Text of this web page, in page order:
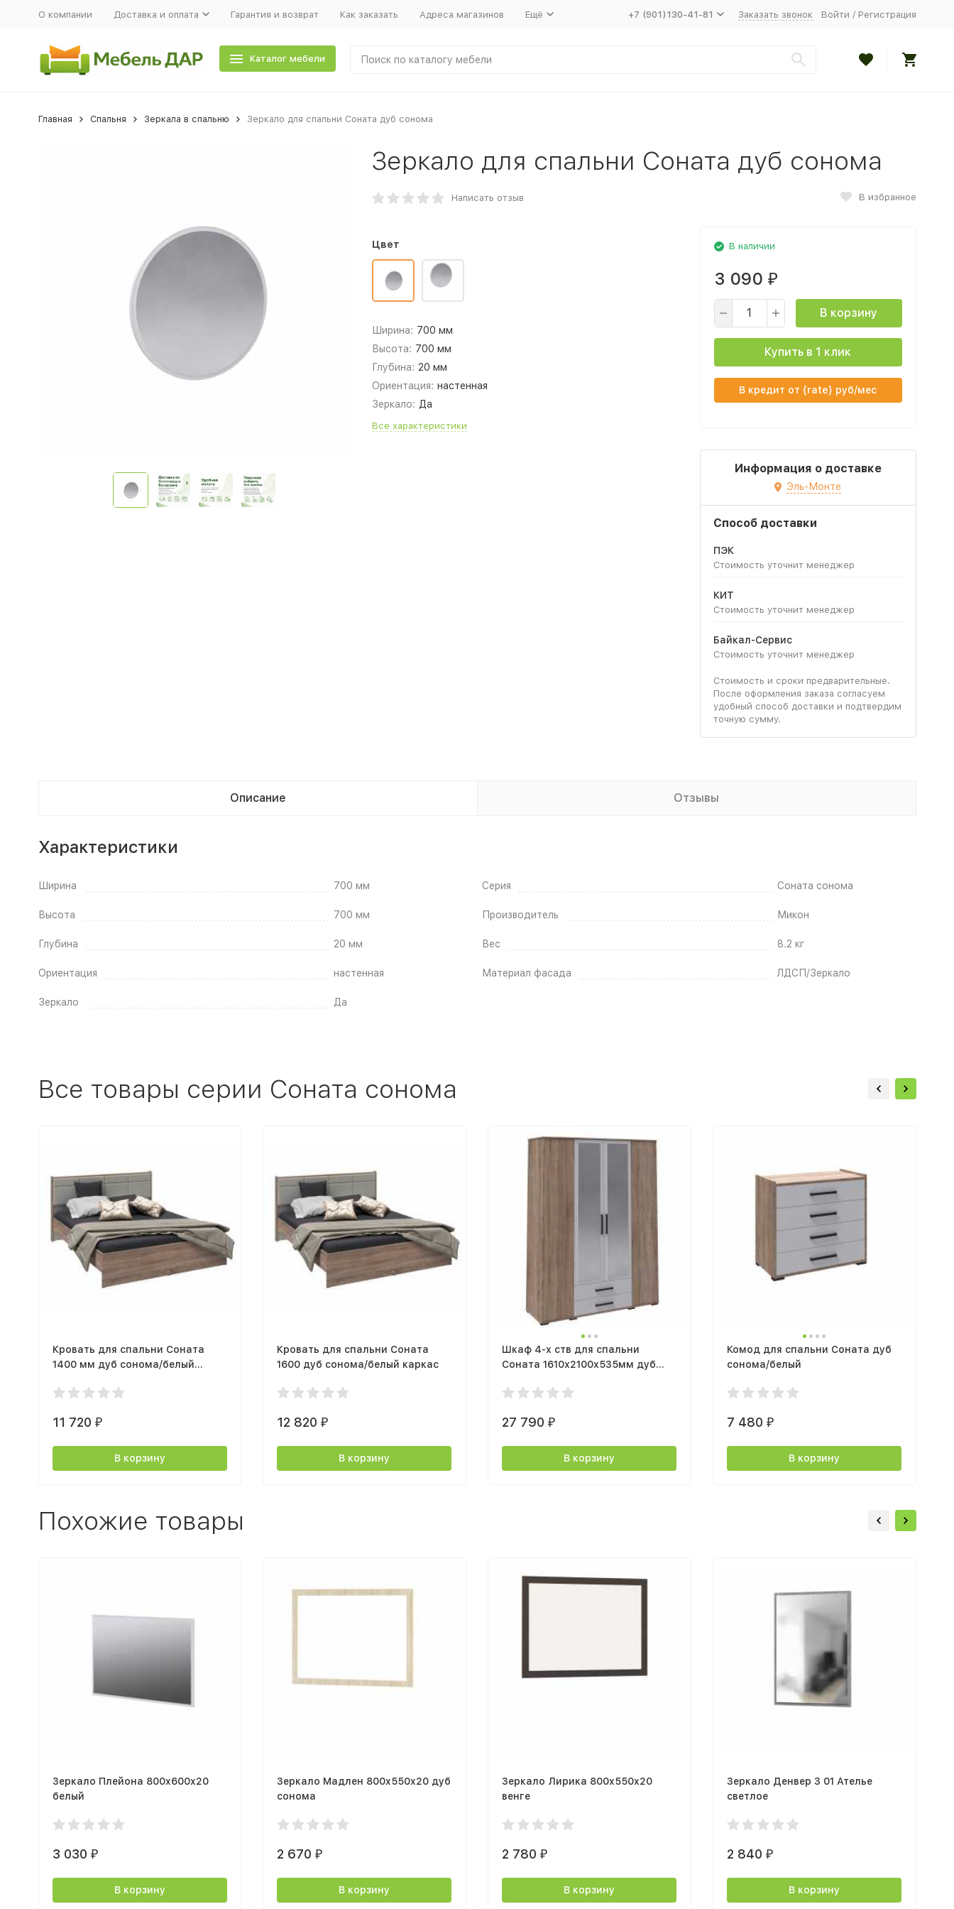
О компании Доставка и оплата Гарантия и возврат Как заказать Адреса магазинов Ещё +7 (901)130-41-81 Заказать звонок Войти / Регистрация
Каталог мебели
Главная Спальня Зеркала в спальню Зеркало для спальни Соната дуб сонома
Зеркало для спальни Соната дуб сонома
Написать отзыв В избранное
Цвет
Ширина: 700 мм
Высота: 700 мм
Глубина: 20 мм
Ориентация: настенная
Зеркало: Да
Все характеристики
В наличии
3 090 ₽
В корзину
Купить в 1 клик
В кредит от {rate} руб/мес
Информация о доставке
Эль-Монте
Способ доставки
ПЭК
Стоимость уточнит менеджер
КИТ
Стоимость уточнит менеджер
Байкал-Сервис
Стоимость уточнит менеджер
Стоимость и сроки предварительные.
После оформления заказа согласуем
удобный способ доставки и подтвердим
точную сумму.
Описание Отзывы
Характеристики
Ширина 700 мм
Высота 700 мм
Глубина 20 мм
Ориентация настенная
Зеркало Да
Серия Соната сонома
Производитель Микон
Вес 8.2 кг
Материал фасада ЛДСП/Зеркало
Все товары серии Соната сонома
Кровать для спальни Соната
1400 мм дуб сонома/белый
11 720 ₽
В корзину
Кровать для спальни Соната
1600 дуб сонома/белый каркас
12 820₽
В корзину
Шкаф 4-х ств для спальни
Соната 1610х2100х535мм дуб
27 790 ₽
В корзину
Комод для спальни Соната дуб
сонома/белый
7 480 ₽
В корзину
Похожие товары
Зеркало Плейона 800x600x20
белый
3 030 ₽
В корзину
Зеркало Мадлен 800x550x20 дуб
сонома
2 670₽
В корзину
Зеркало Лирика 800x550x20
венге
2 780 ₽
В корзину
Зеркало Денвер З 01 Ателье
светлое
2 840 ₽
В корзину